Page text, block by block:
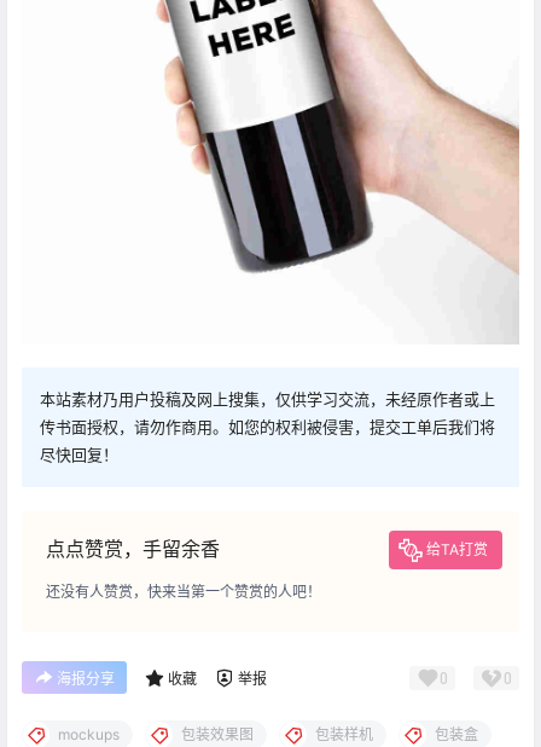
本站素材乃用户投稿及网上搜集，仅供学习交流，未经原作者或上
传书面授权，请勿作商用。如您的权利被侵害，提交工单后我们将
尽快回复！
点点赞赏，手留余香 给TA打赏
还没有人赞赏，快来当第一个赞赏的人吧！
海报分享 收藏 举报 0 0
mockups 包装效果图 包装样机 包装盒